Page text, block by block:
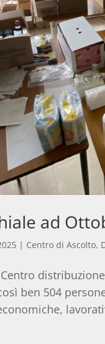
ad
| Centro di Ascolto,
ben 504